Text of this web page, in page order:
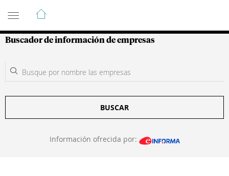
Guía de Empresas Colombianas
Buscador de información de empresas
BUSCAR
Información ofrecida por: